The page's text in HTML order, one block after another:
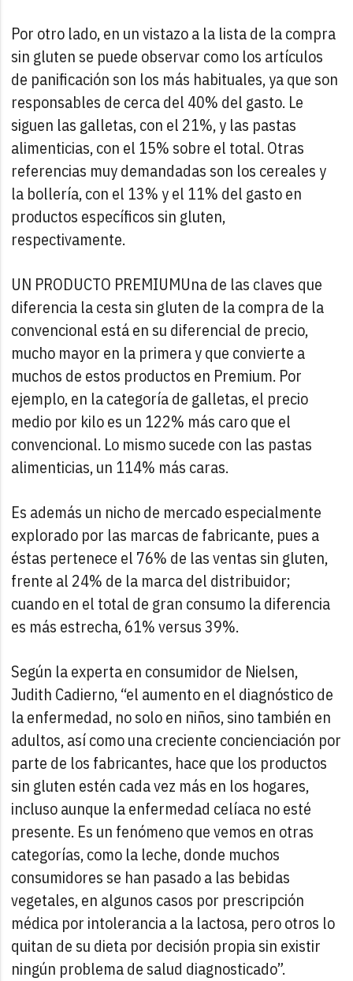
Por otro lado, en un vistazo a la lista de la compra
sin gluten se puede observar como los artículos
de panificación son los más habituales, ya que son
responsables de cerca del 40% del gasto. Le
siguen las galletas, con el 21%, y las pastas
alimenticias, con el 15% sobre el total. Otras
referencias muy demandadas son los cereales y
la bollería, con el 13% y el 11% del gasto en
productos específicos sin gluten,
respectivamente.
UN PRODUCTO PREMIUMUna de las claves que
diferencia la cesta sin gluten de la compra de la
convencional está en su diferencial de precio,
mucho mayor en la primera y que convierte a
muchos de estos productos en Premium. Por
ejemplo, en la categoría de galletas, el precio
medio por kilo es un 122% más caro que el
convencional. Lo mismo sucede con las pastas
alimenticias, un 114% más caras.
Es además un nicho de mercado especialmente
explorado por las marcas de fabricante, pues a
éstas pertenece el 76% de las ventas sin gluten,
frente al 24% de la marca del distribuidor;
cuando en el total de gran consumo la diferencia
es más estrecha, 61% versus 39%.
Según la experta en consumidor de Nielsen,
Judith Cadierno, “el aumento en el diagnóstico de
la enfermedad, no solo en niños, sino también en
adultos, así como una creciente concienciación por
parte de los fabricantes, hace que los productos
sin gluten estén cada vez más en los hogares,
incluso aunque la enfermedad celíaca no esté
presente. Es un fenómeno que vemos en otras
categorías, como la leche, donde muchos
consumidores se han pasado a las bebidas
vegetales, en algunos casos por prescripción
médica por intolerancia a la lactosa, pero otros lo
quitan de su dieta por decisión propia sin existir
ningún problema de salud diagnosticado”.